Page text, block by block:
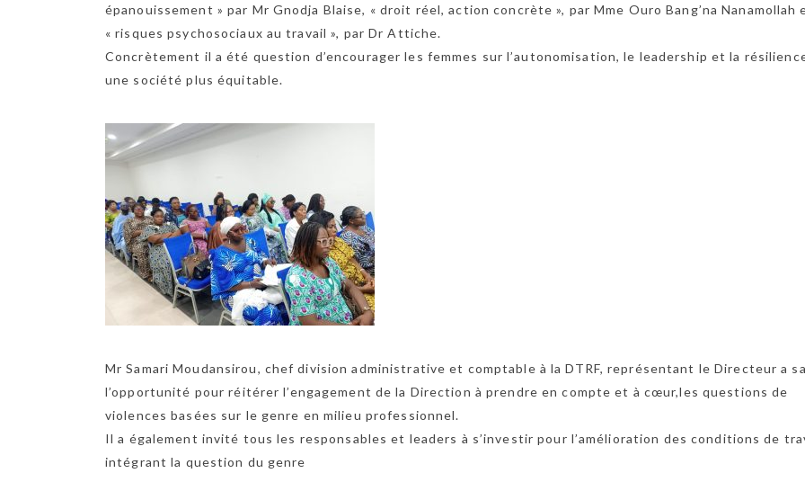
épanouissement » par Mr Gnodja Blaise, « droit réel, action concrète », par Mme Ouro Bang’na Nanamollah
« risques psychosociaux au travail », par Dr Attiche.
Concrètement il a été question d’encourager les femmes sur l’autonomisation, le leadership et la
une société plus équitable.
Mr Samari Moudansirou, chef division administrative et comptable à la DTRF, représentant le Directeur a
l’opportunité pour réitérer l’engagement de la Direction à prendre en compte et à cœur,les questions de
violences basées sur le genre en milieu professionnel.
Il a également invité tous les responsables et leaders à s’investir pour l’amélioration des conditions de
intégrant la question du genre